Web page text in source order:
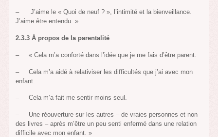
– J’aime le « Quoi de neuf ? », l’intimité et la bienveillance.
J’aime être entendu. »
2.3.3À propos de la parentalité
– « Cela m’a conforté dans l’idée que je me fais d’être parent.
– Cela m’a aidé à relativiser les difficultés que j’ai avec mon
enfant.
– Cela m’a fait me sentir moins seul.
– Une réouverture sur les autres – de vraies personnes et non
des livres – après m’être un peu senti enfermé dans une relation
difficile avec mon enfant. »